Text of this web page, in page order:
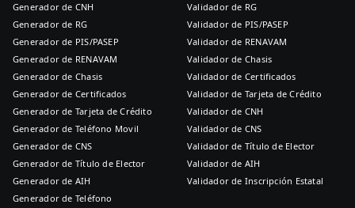
Generador de CNH
Generador de RG
Generador de PIS/PASEP
Generador de RENAVAM
Generador de Chasis
Generador de Certificados
Generador de Tarjeta de Crédito
Generador de Teléfono Movil
Generador de CNS
Generador de Título de Elector
Generador de AIH
Generador de Teléfono
Validador de RG
Validador de PIS/PASEP
Validador de RENAVAM
Validador de Chasis
Validador de Certificados
Validador de Tarjeta de Crédito
Validador de CNH
Validador de CNS
Validador de Título de Elector
Validador de AIH
Validador de Inscripción Estatal